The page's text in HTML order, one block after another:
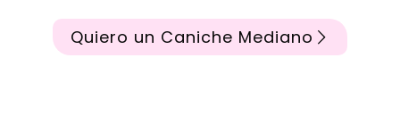
Quiero un Caniche Mediano